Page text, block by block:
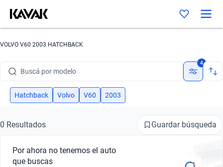
VOLVO V60 2003 HATCHBACK
Buscá por modelo
Buscá por versión
Buscá por marca
Buscá por modelo
4
Hatchback Volvo V60 2003
0 Resultados Guardar búsqueda
Por ahora no tenemos el auto
que buscas